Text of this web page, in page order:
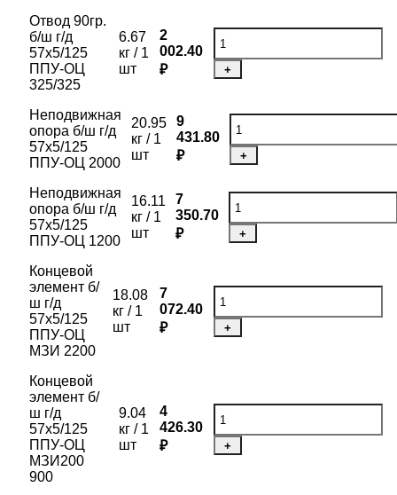
Отвод 90гр.
б/ш г/д
57х5/125
ППУ-ОЦ
325/325
6.67
кг / 1
шт
2
002.40
₽
+
Неподвижная
опора б/ш г/д
57х5/125
ППУ-ОЦ 2000
20.95
кг / 1
шт
9
431.80
₽
+
Неподвижная
опора б/ш г/д
57х5/125
ППУ-ОЦ 1200
16.11
кг / 1
шт
7
350.70
₽
+
Концевой
элемент б/
ш г/д
57х5/125
ППУ-ОЦ
МЗИ 2200
18.08
кг / 1
шт
7
072.40
₽
+
Концевой
элемент б/
ш г/д
57х5/125
ППУ-ОЦ
МЗИ200
900
9.04
кг / 1
шт
4
426.30
₽
+